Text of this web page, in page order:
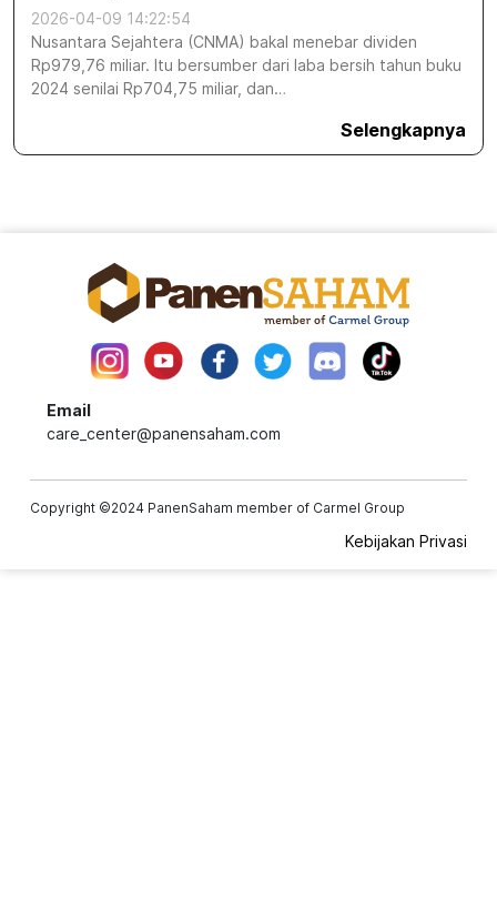
2026-04-09 14:22:54
Nusantara Sejahtera (CNMA) bakal menebar dividen
Rp979,76 miliar. Itu bersumber dari laba bersih tahun buku
2024 senilai Rp704,75 miliar, dan…
Selengkapnya
Email
care_center@panensaham.com
Copyright ©2024 PanenSaham member of Carmel Group
Kebijakan Privasi